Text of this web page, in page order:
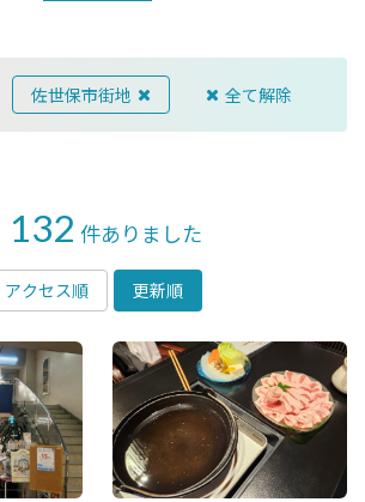
佐世保市街地 全て解除
132 件ありました
アクセス順 更新順